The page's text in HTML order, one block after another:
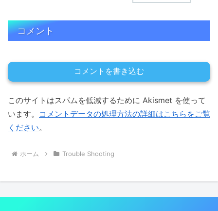
コメント
コメントを書き込む
このサイトはスパムを低減するために Akismet を使って
います。 コメントデータの処理方法の詳細はこちらをご覧
ください。
ホーム Trouble Shooting